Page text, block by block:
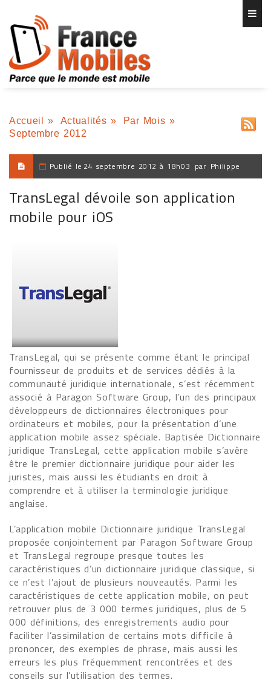
Accueil » Actualités » Par Mois »
Septembre 2012
Publié le 24 septembre 2012 à 18h03 par Philippe
TransLegal dévoile son application
mobile pour iOS
TransLegal, qui se présente comme étant le principal
fournisseur de produits et de services dédiés à la
communauté juridique internationale, s’est récemment
associé à Paragon Software Group, l’un des principaux
développeurs de dictionnaires électroniques pour
ordinateurs et mobiles, pour la présentation d’une
application mobile assez spéciale. Baptisée Dictionnaire
juridique TransLegal, cette application mobile s’avère
être le premier dictionnaire juridique pour aider les
juristes, mais aussi les étudiants en droit à
comprendre et à utiliser la terminologie juridique
anglaise.
L’application mobile Dictionnaire juridique TransLegal
proposée conjointement par Paragon Software Group
et TransLegal regroupe presque toutes les
caractéristiques d’un dictionnaire juridique classique, si
ce n’est l’ajout de plusieurs nouveautés. Parmi les
caractéristiques de cette application mobile, on peut
retrouver plus de 3 000 termes juridiques, plus de 5
000 définitions, des enregistrements audio pour
faciliter l’assimilation de certains mots difficile à
prononcer, des exemples de phrase, mais aussi les
erreurs les plus fréquemment rencontrées et des
conseils sur l’utilisation des termes.